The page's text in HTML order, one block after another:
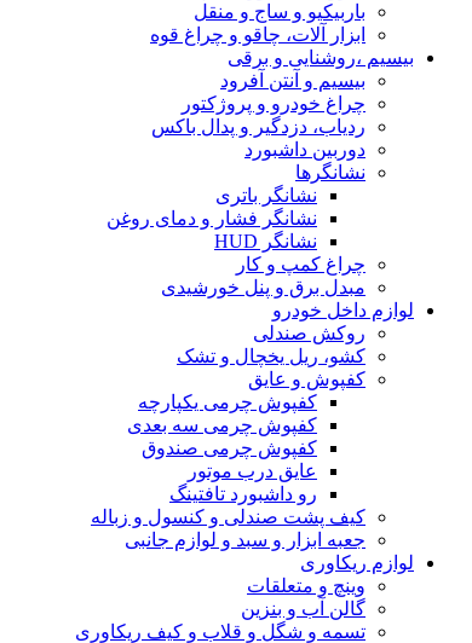
باربیکیو و ساج و منقل
ابزار آلات، چاقو و چراغ قوه
بیسیم ،روشنایی و برقی
بیسیم و آنتن آفرود
چراغ خودرو و پروژکتور
ردیاب، دزدگیر و پدال باکس
دوربین داشبورد
نشانگرها
نشانگر باتری
نشانگر فشار و دمای روغن
نشانگر HUD
چراغ کمپ و کار
مبدل برق و پنل خورشیدی
لوازم داخل خودرو
روکش صندلی
کشو، ریل یخچال و تشک
کفپوش و عایق
کفپوش چرمی یکپارچه
کفپوش چرمی سه بعدی
کفپوش چرمی صندوق
عایق درب موتور
رو داشبورد تافتینگ
کیف پشت صندلی و کنسول و زباله
جعبه ابزار و سبد و لوازم جانبی
لوازم ریکاوری
وینچ و متعلقات
گالن آب و بنزین
تسمه و شگل و قلاب و کیف ریکاوری